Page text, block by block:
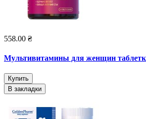
558.00 ₴
Мультивитамины для женщин
Купить
В закладки